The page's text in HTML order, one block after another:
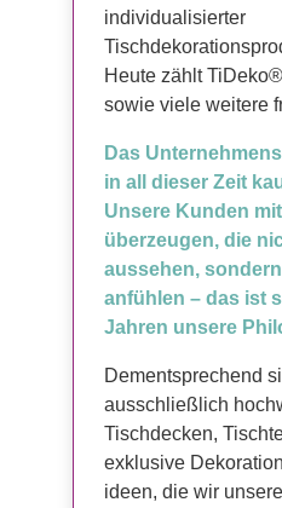
individualisierter
Heute zählt
sowie viele weitere
Das
in all dieser Zeit
Unsere Kunden
überzeugen, die
aussehen,
anfühlen – das ist
Jahren unsere
Dementsprechend
ausschließlich
Tischdecken,
exklusive
ideen, die wir